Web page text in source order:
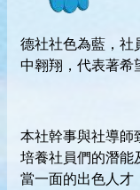
德社社色為藍，社
中翱翔，代表著希
本社幹事與社導師
培養社員們的潛能
當一面的出色人才